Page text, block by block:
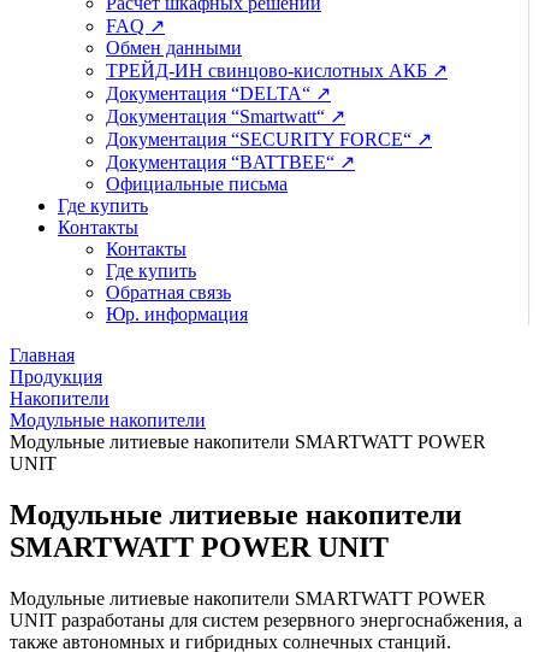
FAQ ↗
Обмен данными
ТРЕЙД-ИН свинцово-кислотных АКБ ↗
Документация “DELTA“ ↗
Документация “Smartwatt“ ↗
Документация “SECURITY FORCE“ ↗
Документация “BATTBEE“ ↗
Официальные письма
Где купить
Контакты
Контакты
Где купить
Обратная связь
Юр. информация
Главная
Продукция
Накопители
Модульные накопители
Модульные литиевые накопители SMARTWATT POWER
UNIT
Модульные литиевые накопители
SMARTWATT POWER UNIT
Модульные литиевые накопители SMARTWATT POWER
UNIT разработаны для систем резервного энергоснабжения, а
также автономных и гибридных солнечных станций.